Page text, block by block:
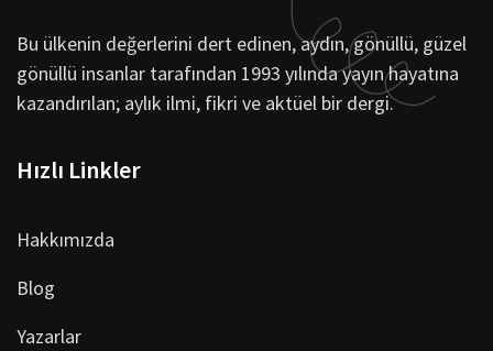
Bu ülkenin değerlerini dert edinen, aydın, gönüllü, güzel
gönüllü insanlar tarafından 1993 yılında yayın hayatına
kazandırılan; aylık ilmi, fikri ve aktüel bir dergi.
Hızlı Linkler
Hakkımızda
Blog
Yazarlar